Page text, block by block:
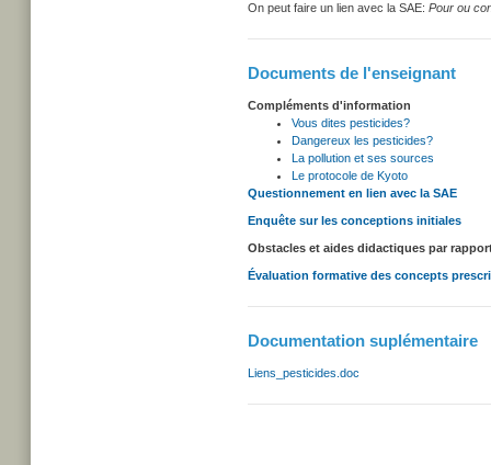
On peut faire un lien avec la SAE: Pour ou
Documents de l'enseignant
Compléments d'information
Vous dites pesticides?
Dangereux les pesticides?
La pollution et ses sources
Le protocole de Kyoto
Questionnement en lien avec la SAE
Enquête sur les conceptions initiales
Obstacles et aides didactiques par
Évaluation formative des concepts
Documentation suplémentaire
Liens_pesticides.doc